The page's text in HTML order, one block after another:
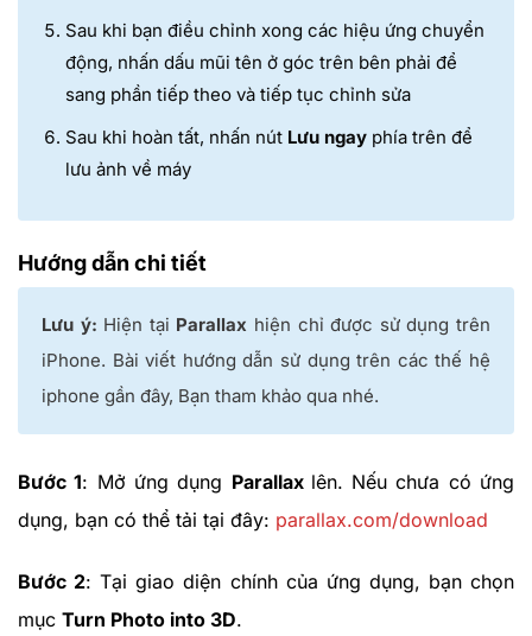
Sau khi bạn điều chỉnh xong các hiệu ứng chuyển
động, nhấn dấu mũi tên ở góc trên bên phải để
sang phần tiếp theo và tiếp tục chỉnh sửa
Sau khi hoàn tất, nhấn nútLưu ngayphía trên để
lưu ảnh về máy
Hướng dẫn chi tiết
Lưu ý: Hiện tại Parallax hiện chỉ được sử dụng trên
iPhone. Bài viết hướng dẫn sử dụng trên các thế hệ
iphone gần đây, Bạn tham khảo qua nhé.
Bước 1: Mở ứng dụng Parallax lên. Nếu chưa có ứng
dụng, bạn có thể tải tại đây: parallax.com/download
Bước 2: Tại giao diện chính của ứng dụng, bạn chọn
mục Turn Photo into 3D.